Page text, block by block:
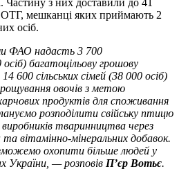
Частину з них доставили до 41
ОТГ, мешканці яких приймають 2
осіб.
ФАО надасть 3 700
багатоцільову грошову
600 сільських сімей (38 000 осіб)
овочів з метою
продуктів для споживання
розподілити свійську птицю
тваринництва через
вітамінно-мінеральних добавок.
охопити більше людей у
України, —розповів П’єр Вотьє.